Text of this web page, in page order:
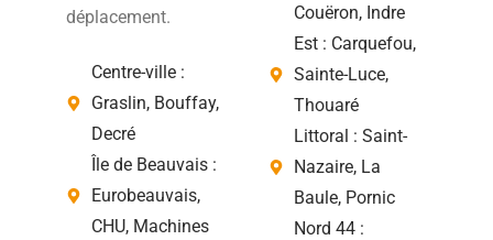
déplacement.
Centre-ville :
Graslin, Bouffay,
Decré
Île de Beauvais :
Eurobeauvais,
CHU, Machines
Couëron, Indre
Est : Carquefou,
Sainte-Luce,
Thouaré
Littoral : Saint-
Nazaire, La
Baule, Pornic
Nord 44 :